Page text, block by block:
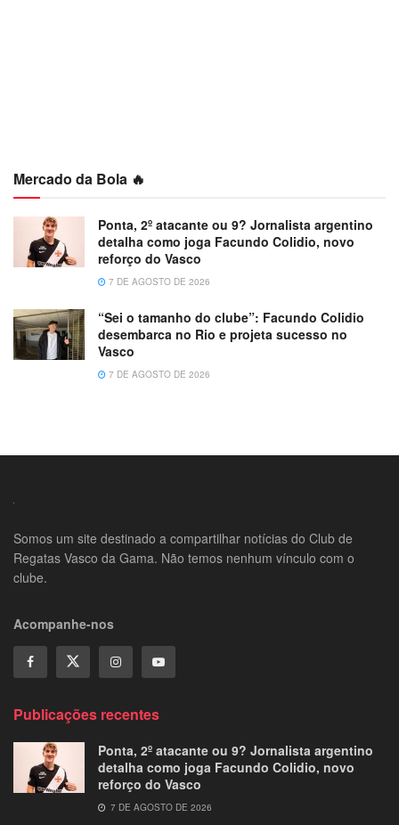
Mercado da Bola 🔥
Ponta, 2º atacante ou 9? Jornalista argentino
detalha como joga Facundo Colidio, novo
reforço do Vasco
7 DE AGOSTO DE 2026
“Sei o tamanho do clube”: Facundo Colidio
desembarca no Rio e projeta sucesso no
Vasco
7 DE AGOSTO DE 2026
Somos um site destinado a compartilhar notícias do Club de
Regatas Vasco da Gama. Não temos nenhum vínculo com o
clube.
Acompanhe-nos
Publicações recentes
Ponta, 2º atacante ou 9? Jornalista argentino
detalha como joga Facundo Colidio, novo
reforço do Vasco
7 DE AGOSTO DE 2026